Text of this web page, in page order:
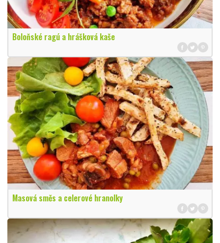
Boloňské ragú a hrášková kaše
Masová směs a celerové hranolky